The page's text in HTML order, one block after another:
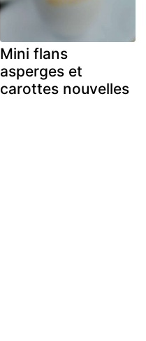
Mini flans
asperges et
carottes nouvelles